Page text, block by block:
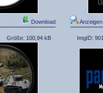
Download Anzeigen
Größe: 100,94 kB ImgID: